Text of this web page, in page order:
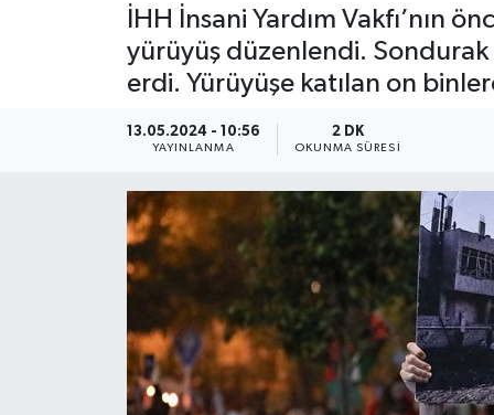
İHH İnsani Yardım Vakfı’nın
yürüyüş düzenlendi.
erdi. Yürüyüşe katılan on
13.05.2024 - 10:56
YAYINLANMA
2 DK
OKUNMA SÜRESI
KÜLTÜR SANAT
SAĞLIK
BİLİM VE TEKNOLOJİ
OTOMOBİL
Süper Lig Puan Durumu ve Fikstür
Son Dakika Haberleri
Haber Arşivi